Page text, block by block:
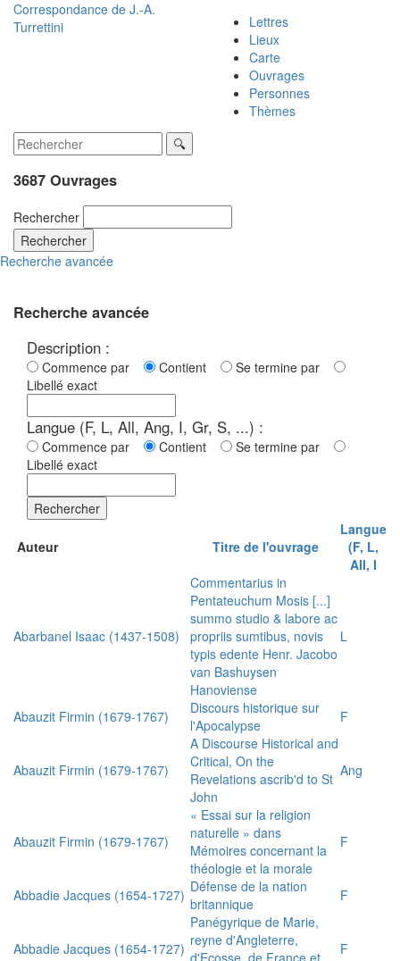
Correspondance de J.-A.
Turrettini
Lettres
Lieux
Carte
Ouvrages
Personnes
Thèmes
3687 Ouvrages
Rechercher
Rechercher
Recherche avancée
Recherche avancée
Description :
Commence par Contient
Se termine par
Libellé exact
Langue (F, L, All, Ang, I, Gr, S, ...) :
Commence par Contient
Se termine par
Libellé exact
Rechercher
Auteur Titre de l'ouvrage
Langue
(F, L,
All, I
Abarbanel Isaac (1437-1508)
Commentarius in
Pentateuchum Mosis [...]
summo studio & labore ac
propriis sumtibus, novis
typis edente Henr. Jacobo
van Bashuysen
Hanoviense
L
Abauzit Firmin (1679-1767)
Discours historique sur
l'Apocalypse
F
Abauzit Firmin (1679-1767)
A Discourse Historical and
Critical, On the
Revelations ascrib'd to St
John
Ang
Abauzit Firmin (1679-1767)
« Essai sur la religion
naturelle » dans
Mémoires concernant la
théologie et la morale
F
Abbadie Jacques (1654-1727) Défense de la nation
britannique
F
Abbadie Jacques (1654-1727)
Panégyrique de Marie,
reyne d'Angleterre,
d'Ecosse, de France et
F